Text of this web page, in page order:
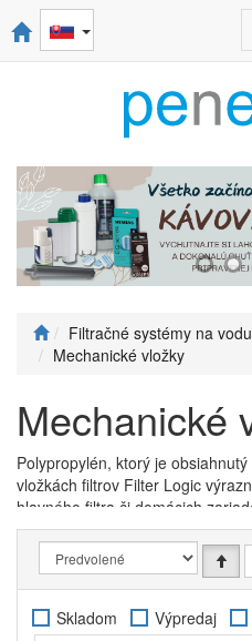
Filtračné systémy na vodu
Mechanické vložky
Mechanické
Polypropylén, ktorý je
vložkách filtrov Filter Logic
hlavného filtra či domácich
materiál dokáže z vody odstrániť
prísady a usadeniny (piesok a
starnutím vodovodného potrubia.
dôležitý najmä v regiónoch so
využívaní domácich studní.
Skladom Výpredaj